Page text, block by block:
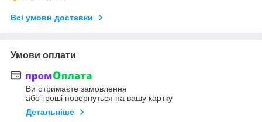
Всі умови доставки
Умови оплати
Ви отримаєте замовлення
або гроші повернуться на вашу картку
Детальніше